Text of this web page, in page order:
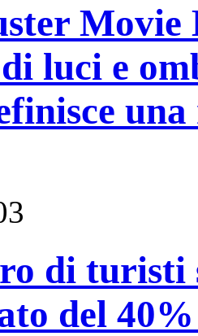
luci e
di turisti
del